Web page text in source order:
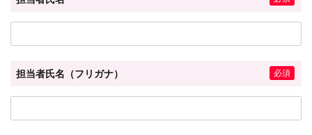
担当者氏名（フリガナ）